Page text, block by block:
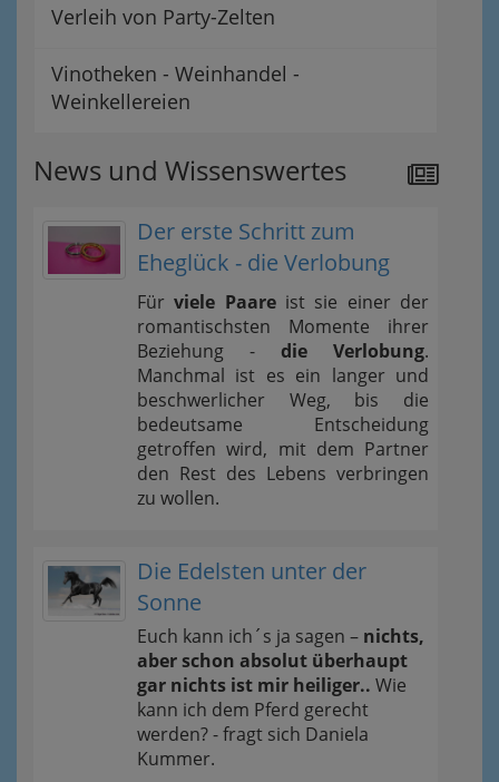
Verleih von Party-Zelten
Vinotheken - Weinhandel -
Weinkellereien
News und Wissenswertes
Der erste Schritt zum
Eheglück - die Verlobung
Fürviele Paareist sie einer der
romantischsten Momente ihrer
Beziehung - die Verlobung.
Manchmal ist es ein langer und
beschwerlicher Weg, bis die
bedeutsame Entscheidung
getroffen wird, mit dem Partner
den Rest des Lebens verbringen
zu wollen.
Die Edelsten unter der
Sonne
Euch kann ich´s ja sagen – nichts,
aber schon absolut überhaupt
gar nichts ist mir heiliger.. Wie
kann ich dem Pferd gerecht
werden? - fragt sich Daniela
Kummer.